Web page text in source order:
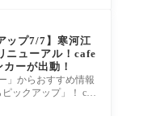
ップ7/7】寒河江
ニューアル！cafe
ーが出動！
」からおすすめ情報
ックアップ」！ cafe
からのお知らせで